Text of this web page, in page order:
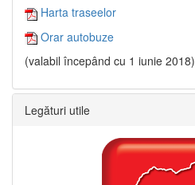
Harta traseelor
Orar autobuze
(valabil începând cu 1 iunie 2018)
Legături utile